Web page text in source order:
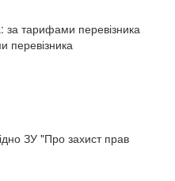
за тарифами перевізника
перевізника
ЗУ "Про захист прав